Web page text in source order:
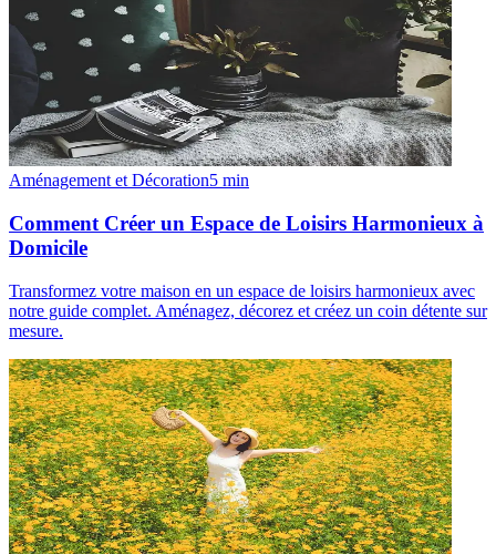
Aménagement et Décoration5 min
Comment Créer un Espace de Loisirs Harmonieux à
Domicile
Transformez votre maison en un espace de loisirs harmonieux avec
notre guide complet. Aménagez, décorez et créez un coin détente sur
mesure.